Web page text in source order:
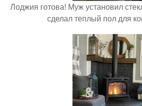
Лоджия готова! Муж установил
сделал теплый пол для